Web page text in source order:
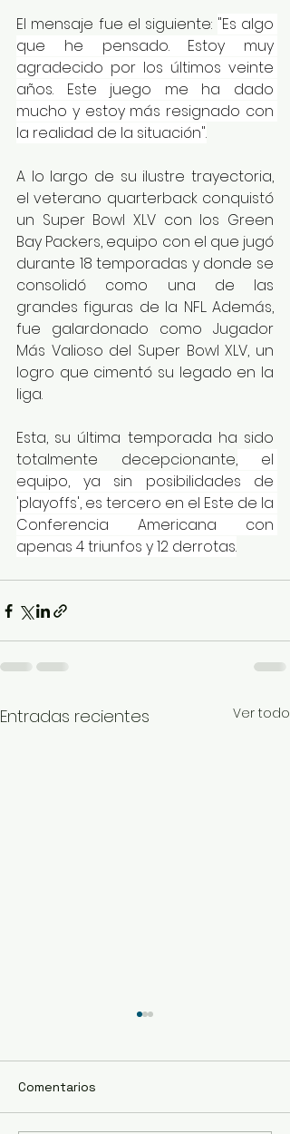
El mensaje fue el siguiente: "Es algo
que he pensado. Estoy muy
agradecido por los últimos veinte
años. Este juego me ha dado
mucho y estoy más resignado con
la realidad de la situación".
A lo largo de su ilustre trayectoria,
el veterano quarterback conquistó
un Super Bowl XLV con los Green
Bay Packers, equipo con el que jugó
durante 18 temporadas y donde se
consolidó como una de las
grandes figuras de la NFL. Además,
fue galardonado como Jugador
Más Valioso del Super Bowl XLV, un
logro que cimentó su legado en la
liga.
Esta, su última temporada ha sido
totalmente decepcionante, el
equipo, ya sin posibilidades de
'playoffs', es tercero en el Este de la
Conferencia Americana con
apenas 4 triunfos y 12 derrotas.
Entradas recientes Ver todo
Comentarios